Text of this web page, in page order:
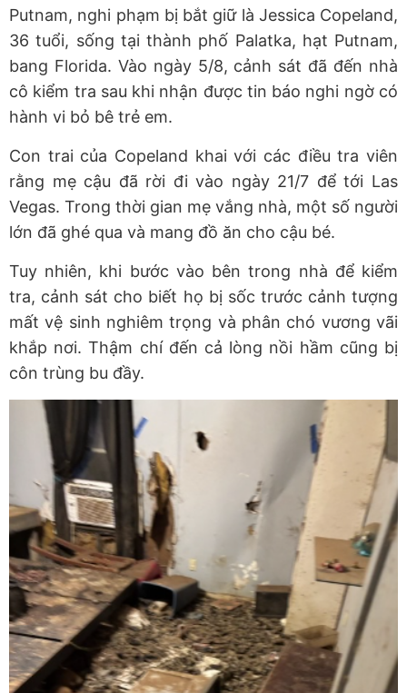
Putnam, nghi phạm bị bắt giữ là Jessica Copeland,
36 tuổi, sống tại thành phố Palatka, hạt Putnam,
bang Florida. Vào ngày 5/8, cảnh sát đã đến nhà
cô kiểm tra sau khi nhận được tin báo nghi ngờ có
hành vi bỏ bê trẻ em.
Con trai của Copeland khai với các điều tra viên
rằng mẹ cậu đã rời đi vào ngày 21/7 để tới Las
Vegas. Trong thời gian mẹ vắng nhà, một số người
lớn đã ghé qua và mang đồ ăn cho cậu bé.
Tuy nhiên, khi bước vào bên trong nhà để kiểm
tra, cảnh sát cho biết họ bị sốc trước cảnh tượng
mất vệ sinh nghiêm trọng và phân chó vương vãi
khắp nơi. Thậm chí đến cả lòng nồi hầm cũng bị
côn trùng bu đầy.